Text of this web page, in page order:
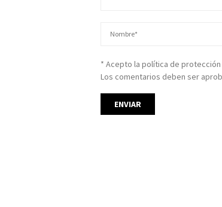
* Acepto la política de
Los comentarios deben ser